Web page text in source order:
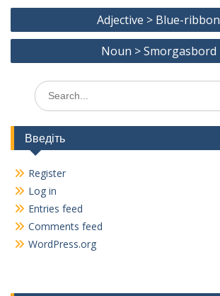
o
k
a
m
Post
navigation
Adjective > Blue-ribbon
Noun > Smorgasbord
Search
for:
Введіть
Register
Log in
Entries feed
Comments feed
WordPress.org